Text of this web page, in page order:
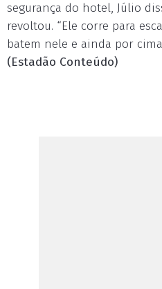
segurança do hotel, Júlio
revoltou. “Ele corre para
batem nele e ainda por
(Estadão Conteúdo)